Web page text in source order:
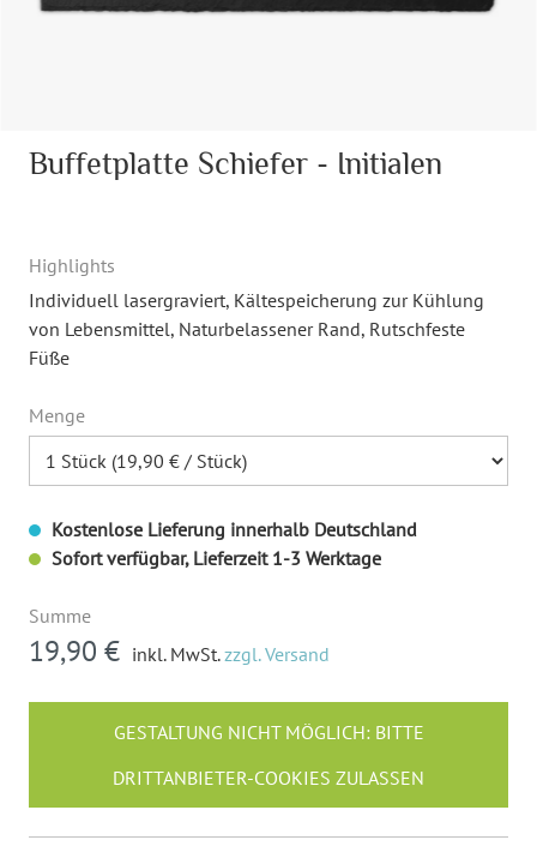
Buffetplatte Schiefer - Initialen
Highlights
Individuell lasergraviert, Kältespeicherung zur Kühlung
von Lebensmittel, Naturbelassener Rand, Rutschfeste
Füße
Menge
Kostenlose Lieferung innerhalb Deutschland
Sofort verfügbar, Lieferzeit 1-3 Werktage
Summe
19,90 € inkl. MwSt.zzgl. Versand
GESTALTUNG NICHT MÖGLICH: BITTE
DRITTANBIETER-COOKIES ZULASSEN